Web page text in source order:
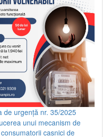
de urgență nr. 35/2025
unui mecanism de
casnici de